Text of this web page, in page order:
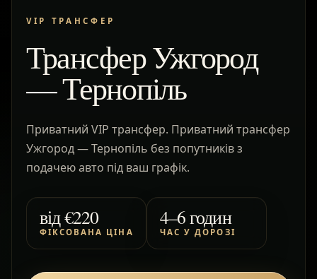
VIP ТРАНСФЕР
Трансфер Ужгород
— Тернопіль
Приватний VIP трансфер. Приватний трансфер
Ужгород — Тернопіль без попутників з
подачею авто під ваш графік.
від€220
ФІКСОВАНА ЦІНА
4–6 годин
ЧАС У ДОРОЗІ